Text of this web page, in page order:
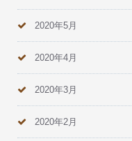
2020年5月
2020年4月
2020年3月
2020年2月